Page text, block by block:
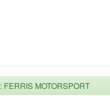
FERRIS MOTORSPORT